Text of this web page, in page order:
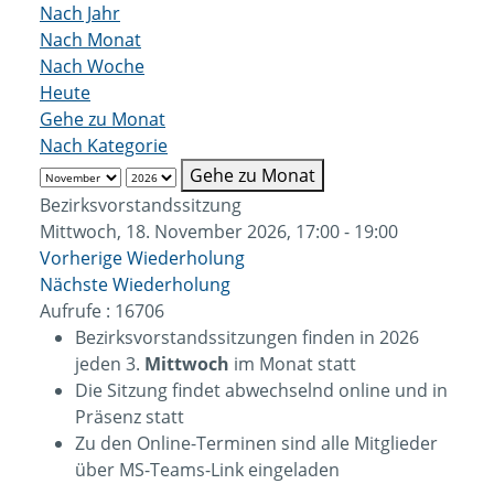
Nach Jahr
Nach Monat
Nach Woche
Heute
Gehe zu Monat
Nach Kategorie
Gehe zu Monat
Bezirksvorstandssitzung
Mittwoch, 18. November 2026, 17:00 - 19:00
Vorherige Wiederholung
Nächste Wiederholung
Aufrufe : 16706
Bezirksvorstandssitzungen finden in 2026
jeden 3. Mittwoch im Monat statt
Die Sitzung findet abwechselnd online und in
Präsenz statt
Zu den Online-Terminen sind alle Mitglieder
über MS-Teams-Link eingeladen